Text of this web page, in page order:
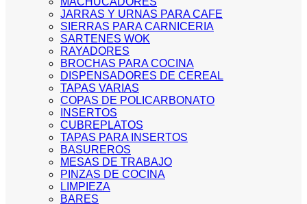
JARRAS Y URNAS PARA CAFE
SIERRAS PARA CARNICERIA
SARTENES WOK
RAYADORES
BROCHAS PARA COCINA
DISPENSADORES DE CEREAL
TAPAS VARIAS
COPAS DE POLICARBONATO
INSERTOS
CUBREPLATOS
TAPAS PARA INSERTOS
BASUREROS
MESAS DE TRABAJO
PINZAS DE COCINA
LIMPIEZA
BARES